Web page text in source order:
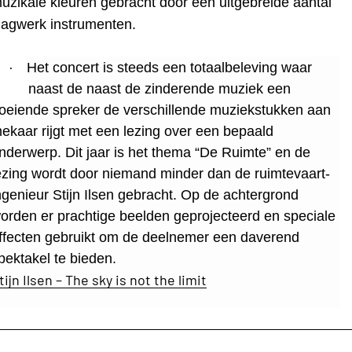
instrumenten.
·
Het concert is steeds een totaalbeleving waar
naast de naast de zinderende muziek een
spreker de verschillende muziekstukken aan
rijgt met een lezing over een bepaald
Dit jaar is het thema “De Ruimte” en de
wordt door niemand minder dan de ruimtevaart-
Stijn Ilsen gebracht. Op de achtergrond
er prachtige beelden geprojecteerd en speciale
gebruikt om de deelnemer een daverend
te bieden.
Ilsen – The sky is not the limit